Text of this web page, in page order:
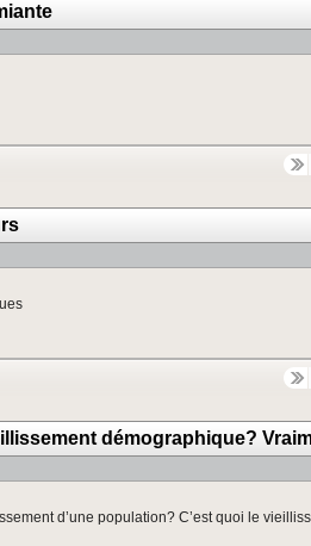
démographique?
d’une population? C’est quoi le